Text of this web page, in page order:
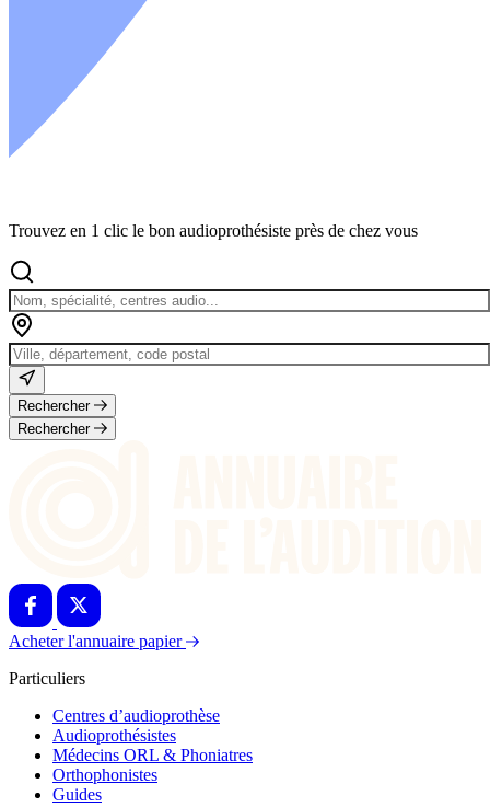
Trouvez en 1 clic le bon audioprothésiste près de chez vous
Rechercher
Rechercher
Acheter l'annuaire papier
Particuliers
Centres d’audioprothèse
Audioprothésistes
Médecins ORL & Phoniatres
Orthophonistes
Guides